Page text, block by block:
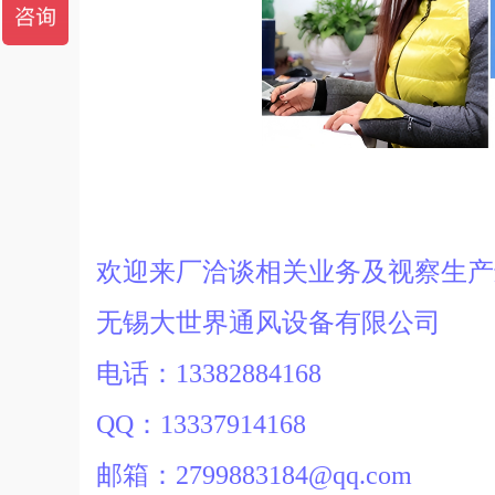
欢迎来厂洽谈相关业务及视察生
无锡大世界通风设备有限公司
电话：13382884168
QQ：13337914168
邮箱：2799883184@qq.com